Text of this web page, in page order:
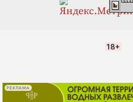
18+
РЕКЛАМА